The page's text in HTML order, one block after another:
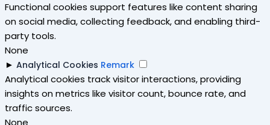
Functional cookies support features like content sharing
on social media, collecting feedback, and enabling third-
party tools.
None
► Analytical Cookies Remark
Analytical cookies track visitor interactions, providing
insights on metrics like visitor count, bounce rate, and
traffic sources.
None